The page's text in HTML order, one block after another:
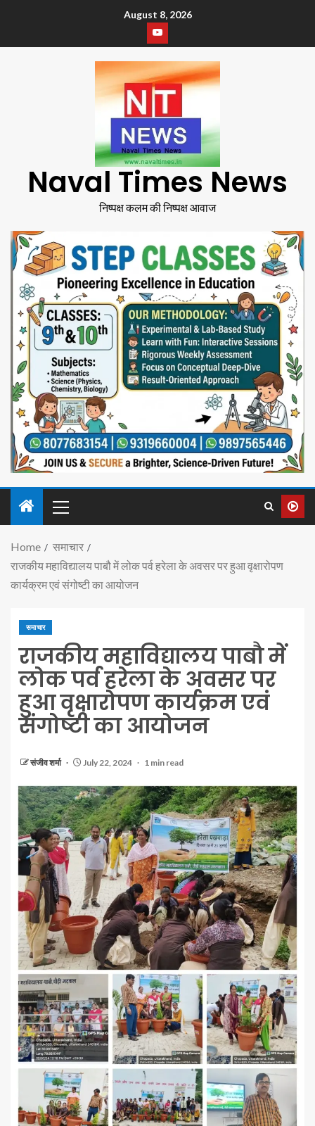
August 8, 2026
Naval Times News
निष्पक्ष कलम की निष्पक्ष आवाज
Home
समाचार
राजकीय महाविद्यालय पाबौ में लोक पर्व हरेला के अवसर पर हुआ वृक्षारोपण
कार्यक्रम एवं संगोष्टी का आयोजन
समाचार
राजकीय महाविद्यालय पाबौ में
लोक पर्व हरेला के अवसर पर
हुआ वृक्षारोपण कार्यक्रम एवं
संगोष्टी का आयोजन
संजीव शर्मा July 22, 2024 1 min read